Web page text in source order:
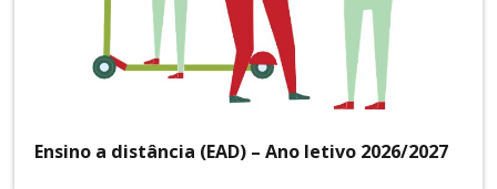
Ensino a distância (EAD) – Ano letivo 2026/2027